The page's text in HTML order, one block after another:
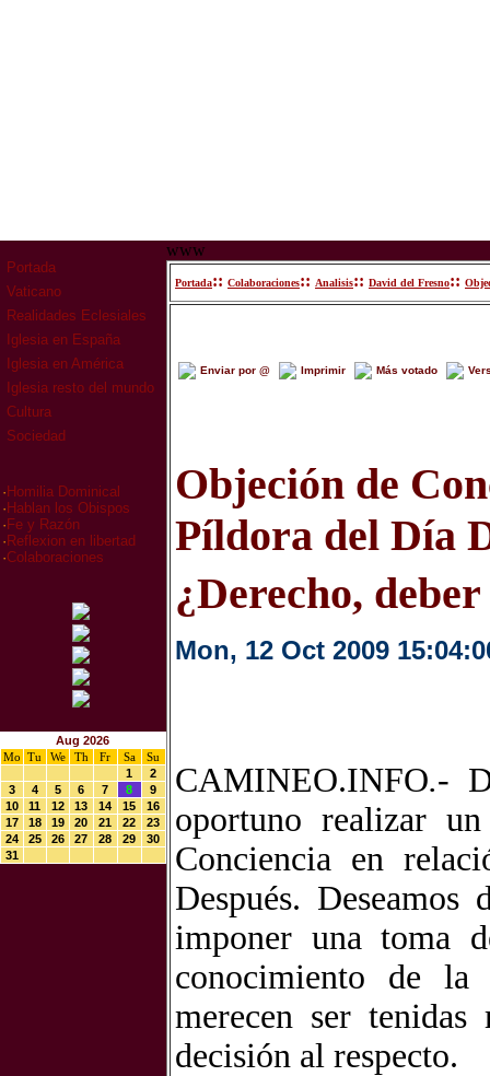
Portada
Vaticano
Realidades Eclesiales
Iglesia en España
Iglesia en América
Iglesia resto del mundo
Cultura
Sociedad
· Homilia Dominical
· Hablan los Obispos
· Fe y Razón
· Reflexion en libertad
·Colaboraciones
Aug 2026
Mo
Tu We Th Fr Sa
Su
1
2
3
4 5 6 7 8
9
10
11 12 13 14 15
16
17
18 19 20 21 22
23
24
25 26 27 28 29
30
31
www
Portada:: Colaboraciones:: Analisis:: David del Fresno::
Enviar por @ Imprimir Más votado
Objeción de
Píldora del Día
¿Derecho, deber
Mon, 12 Oct 2009
CAMINEO.INFO.-
oportuno realizar
Conciencia en
Después.
imponer una toma
conocimiento de la
merecen ser
decisión al respecto.